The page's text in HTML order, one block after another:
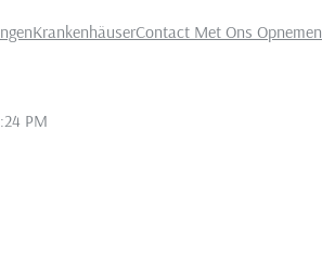
KrankenhäuserContact Met Ons Opnemen
PM